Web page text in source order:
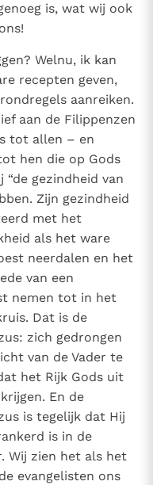
is, wat wij ook
Welnu, ik kan
recepten geven,
aanreiken.
aan de Filippenzen
tot allen – en
hen die op Gods
gezindheid van
Zijn gezindheid
met het
als het ware
neerdalen en het
van een
nemen tot in het
Dat is de
zich gedrongen
van de Vader te
het Rijk Gods uit
En de
is tegelijk dat Hij
is in de
Wij zien het als het
evangelisten ons